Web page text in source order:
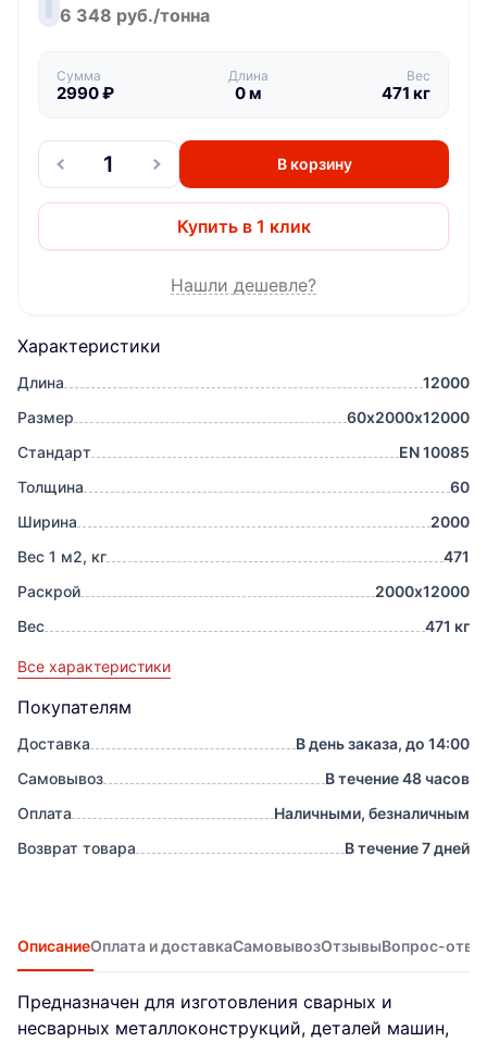
Характеристики
Длина
12000
Размер
60х2000х12000
Стандарт
EN 10085
Толщина
60
Ширина
2000
Вес 1 м2, кг
471
Раскрой
2000х12000
Вес
471 кг
Все характеристики
Покупателям
Доставка
В день заказа, до 14:00
Самовывоз
В течение 48 часов
Оплата
Наличными, безналичным
Возврат товара
В течение 7 дней
6 348 руб./тонна
Сумма
2990₽
Длина
0м
Вес
471 кг
В корзину
Купить в 1 клик
Нашли дешевле?
ОписаниеОплата и доставкаСамовывозОтзывыВопрос-
Предназначен для изготовления сварных и
несварных металлоконструкций, деталей машин,